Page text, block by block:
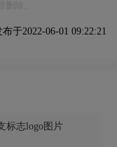
布于2022-06-01 09:22:21
标志logo图片